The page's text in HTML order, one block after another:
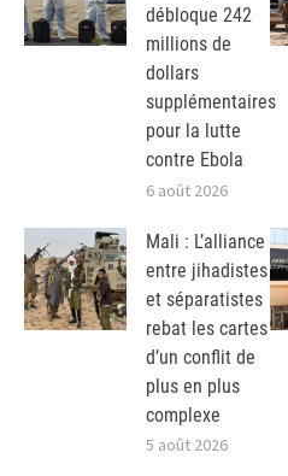
débloque 242
millions de
dollars
supplémentaires
pour la lutte
contre Ebola
6 août 2026
Mali : L’alliance
entre jihadistes
et séparatistes
rebat les cartes
d’un conflit de
plus en plus
complexe
5 août 2026